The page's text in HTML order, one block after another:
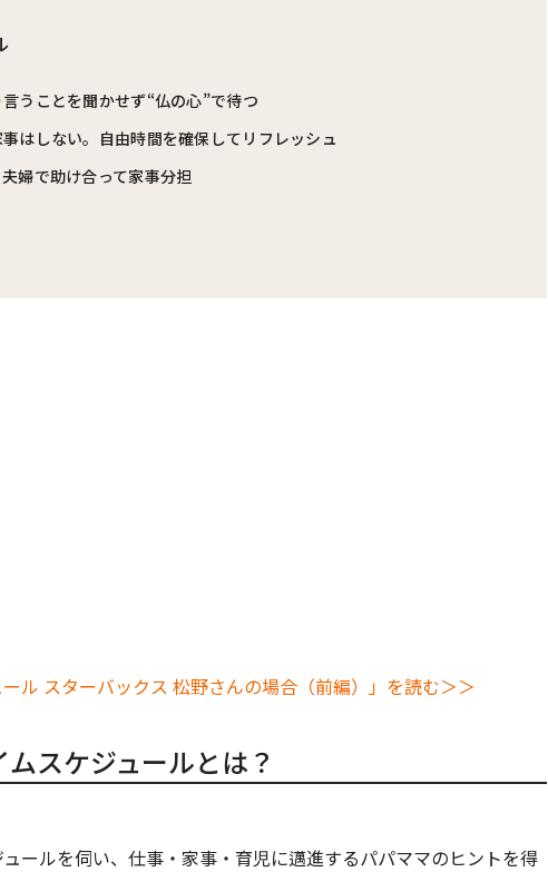
うことを聞かせず“仏の心”で待つ
はしない。自由時間を確保してリフレッシュ
婦で助け合って家事分担
ル スターバックス 松野さんの場合（前編）」を読む＞＞
スケジュールとは？
ールを伺い、仕事・家事・育児に邁進するパパママのヒントを得